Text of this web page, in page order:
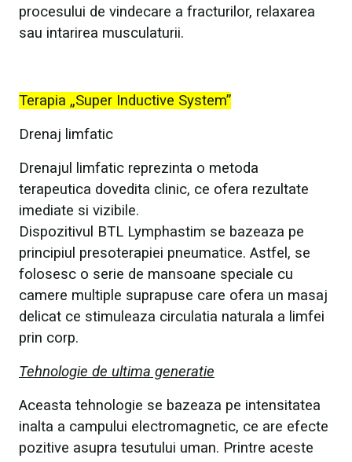
procesului de vindecare a fracturilor, relaxarea
sau intarirea musculaturii.
Terapia „Super Inductive System”
Drenaj limfatic
Drenajul limfatic reprezinta o metoda
terapeutica dovedita clinic, ce ofera rezultate
imediate si vizibile.
Dispozitivul BTL Lymphastim se bazeaza pe
principiul presoterapiei pneumatice. Astfel, se
folosesc o serie de mansoane speciale cu
camere multiple suprapuse care ofera un masaj
delicat ce stimuleaza circulatia naturala a limfei
prin corp.
Tehnologie de ultima generatie
Aceasta tehnologie se bazeaza pe intensitatea
inalta a campului electromagnetic, ce are efecte
pozitive asupra tesutului uman. Printre aceste